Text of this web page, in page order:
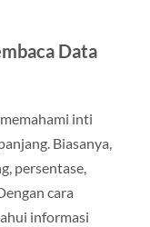
Data
inti
Biasanya,
persentase,
cara
informasi